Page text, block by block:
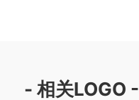
- 相关LOGO -